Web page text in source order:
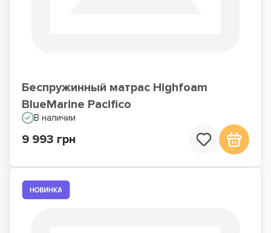
Беспружинный матрас Highfoam
BlueMarine Pacifico
В наличии
9 993 грн